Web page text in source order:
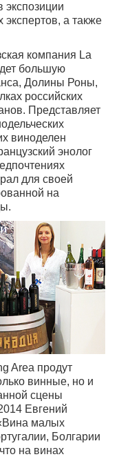
экспозиции
а также
компания La
большую
Долины Роны,
российских
Представляет
виноделен
энолог
для своей
на
Area продут
винные, но и
сцены
Евгений
малых
Болгарии
на винах